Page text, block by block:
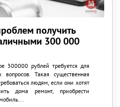
получить
300 000
300000 рублей требуется для
вопросов. Такая существенная
людям, если они хотят
дома ремонт, приобрести